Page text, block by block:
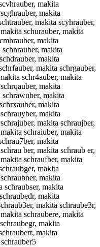
makita
makita
makita scyhrauber,
schurauber, makita
makita
makita
makita
makita schrgauber,
schr4auber, makita
makita
makita
makita
makita
makita schraujber,
schraiuber, makita
makita
ber, makita schraub er,
schraufber, makita
makita
makita
schraubser, makita
makita
makita schraube3r,
schraubere, makita
makita
makita